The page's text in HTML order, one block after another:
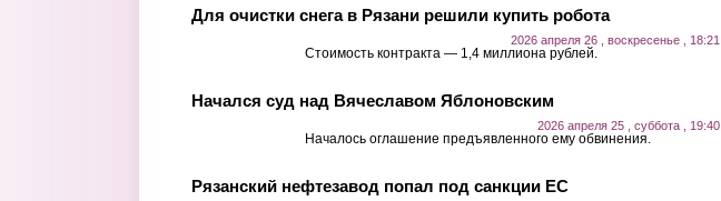
Для очистки снега в Рязани решили купить робота
2026 апреля 26 , воскресенье , 18:21
Стоимость контракта — 1,4 миллиона рублей.
Начался суд над Вячеславом Яблоновским
2026 апреля 25 , суббота , 19:40
Началось оглашение предъявленного ему обвинения.
Рязанский нефтезавод попал под санкции ЕС